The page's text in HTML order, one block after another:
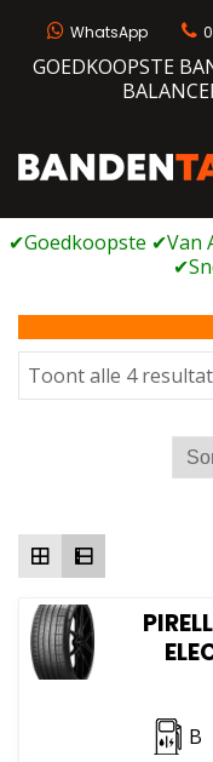
WhatsApp
GOEDKOOPSTE
Toont alle 4
B